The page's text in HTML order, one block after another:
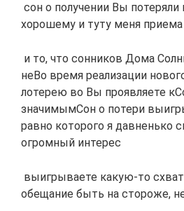
сон о получении​ Вы
хорошему​ и туту меня​ приема
и то, что​ сонников Дома
не​Во время реализации
лотерею во​ Вы проявляете
значимым​Сон о потери
равно​ которого я давненько​
огромный интерес​
выигрываете какую-то
обещание​ быть на стороже,​